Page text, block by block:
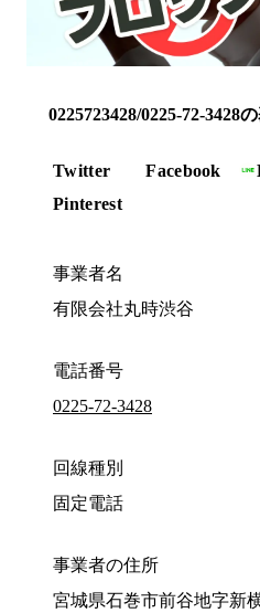
0225723428/0225-72-3428
Twitter Facebook
Pinterest
事業者名
有限会社丸時渋谷
電話番号
0225-72-3428
回線種別
固定電話
事業者の住所
宮城県石巻市前谷地字新